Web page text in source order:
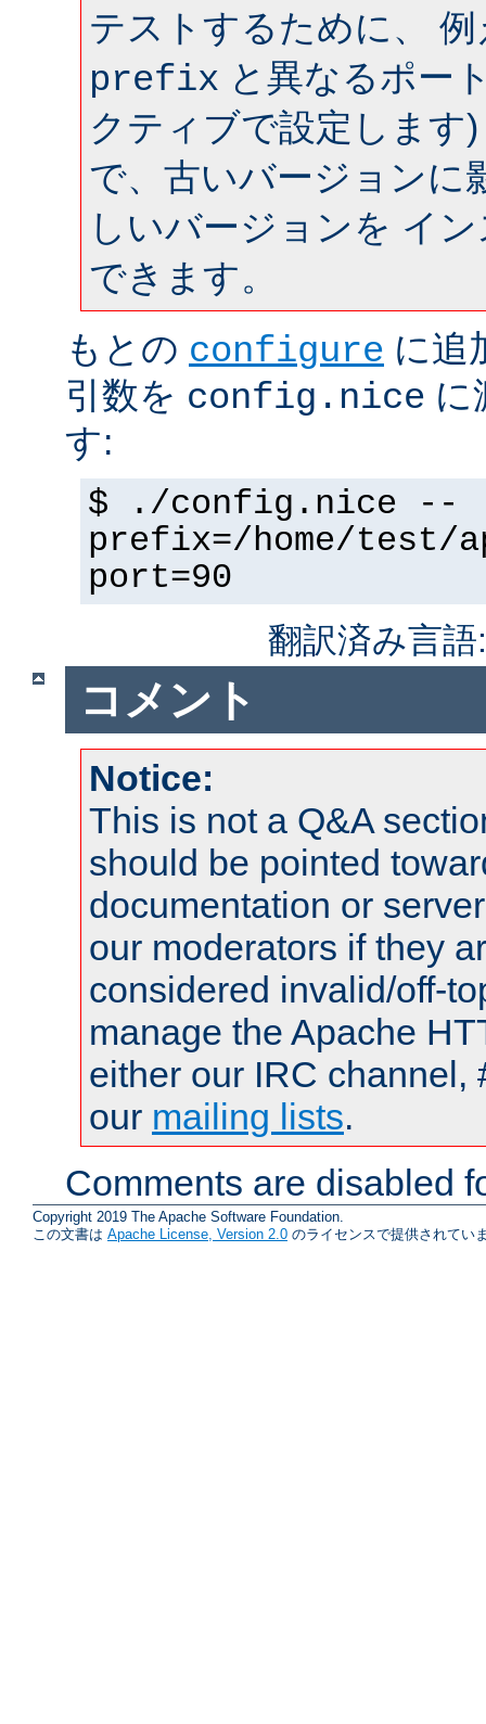
テストするために、
prefix と異なるポー
クティブで設定します
で、古いバージョンに
しいバージョンを イ
できます。
もとの configure に追
引数を config.nice に
す:
$ ./config.nice --
prefix=/home/test/
port=90
翻訳済み言
コメント
Notice:
This is not a Q&A
should be pointed
documentation or
our moderators if they
considered invalid/off-
manage the Apache
either our IRC channel,
our mailing lists.
Comments are disabled
Copyright 2019 The Apache Software Foundation.
この文書は Apache License, Version 2.0 のライセンスで提供されてい